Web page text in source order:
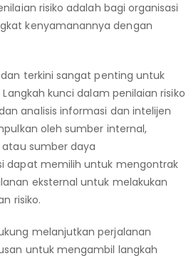
risiko adalah bagi organisasi
kenyamanannya dengan
terkini sangat penting untuk
kunci dalam penilaian risiko
analisis informasi dan intelijen
oleh sumber internal,
sumber daya
dapat memilih untuk mengontrak
eksternal untuk melakukan
risiko.
melanjutkan perjalanan
untuk mengambil langkah